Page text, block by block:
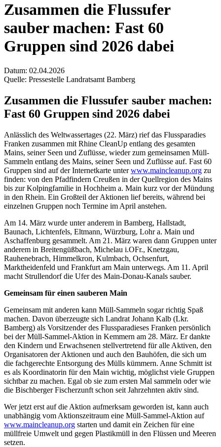
Zusammen die Flussufer
sauber machen: Fast 60
Gruppen sind 2026 dabei
Datum: 02.04.2026
Quelle: Pressestelle Landratsamt Bamberg
Zusammen die Flussufer sauber machen:
Fast 60 Gruppen sind 2026 dabei
Anlässlich des Weltwassertages (22. März) rief das Flussparadies
Franken zusammen mit Rhine CleanUp entlang des gesamten
Mains, seiner Seen und Zuflüsse, wieder zum gemeinsamen Müll-
Sammeln entlang des Mains, seiner Seen und Zuflüsse auf. Fast 60
Gruppen sind auf der Internetkarte unterwww.maincleanup.org zu
finden: von den Pfadfindern Creußen in der Quellregion des Mains
bis zur Kolpingfamilie in Hochheim a. Main kurz vor der Mündung
in den Rhein. Ein Großteil der Aktionen lief bereits, während bei
einzelnen Gruppen noch Termine im April anstehen.
Am 14. März wurde unter anderem in Bamberg, Hallstadt,
Baunach, Lichtenfels, Eltmann, Würzburg, Lohr a. Main und
Aschaffenburg gesammelt. Am 21. März waren dann Gruppen unter
anderem in Breitengüßbach, Michelau i.OFr., Knetzgau,
Rauhenebrach, Himmelkron, Kulmbach, Ochsenfurt,
Marktheidenfeld und Frankfurt am Main unterwegs. Am 11. April
macht Strullendorf die Ufer des Main-Donau-Kanals sauber.
Gemeinsam für einen sauberen Main
Gemeinsam mit anderen kann Müll-Sammeln sogar richtig Spaß
machen. Davon überzeugte sich Landrat Johann Kalb (Lkr.
Bamberg) als Vorsitzender des Flussparadieses Franken persönlich
bei der Müll-Sammel-Aktion in Kemmern am 28. März. Er dankte
den Kindern und Erwachsenen stellvertretend für alle Aktiven, den
Organisatoren der Aktionen und auch den Bauhöfen, die sich um
die fachgerechte Entsorgung des Mülls kümmern. Anne Schmitt ist
es als Koordinatorin für den Main wichtig, möglichst viele Gruppen
sichtbar zu machen. Egal ob sie zum ersten Mal sammeln oder wie
die Bischberger Fischerzunft schon seit Jahrzehnten aktiv sind.
Wer jetzt erst auf die Aktion aufmerksam geworden ist, kann auch
unabhängig vom Aktionszeitraum eine Müll-Sammel-Aktion auf
www.maincleanup.org starten und damit ein Zeichen für eine
müllfreie Umwelt und gegen Plastikmüll in den Flüssen und Meeren
setzen.